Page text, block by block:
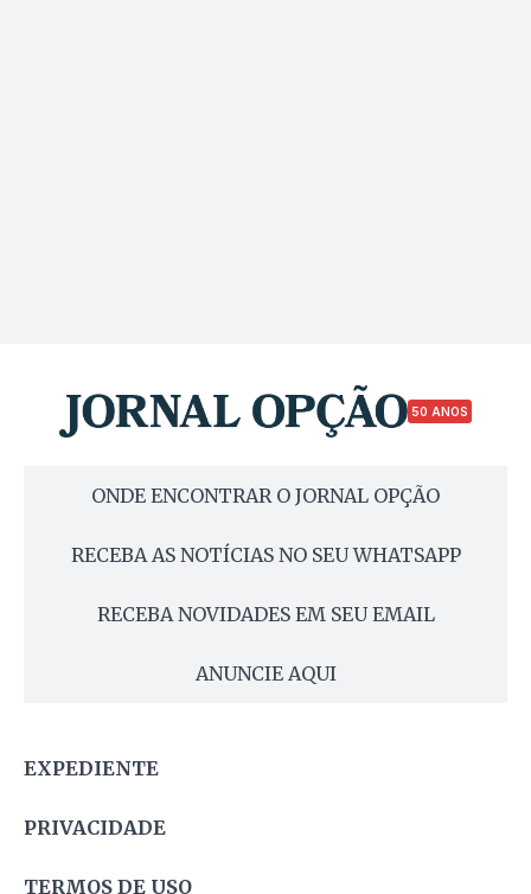
50 ANOS
ONDE ENCONTRAR O JORNAL OPÇÃO
RECEBA AS NOTÍCIAS NO SEU WHATSAPP
RECEBA NOVIDADES EM SEU EMAIL
ANUNCIE AQUI
EXPEDIENTE
PRIVACIDADE
TERMOS DE USO